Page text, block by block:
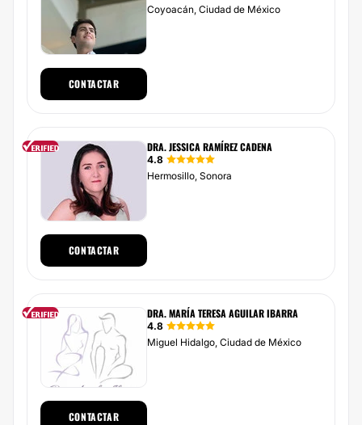
Coyoacán, Ciudad de México
CONTACTAR
DRA. JESSICA RAMÍREZ CADENA
4.8
Hermosillo, Sonora
CONTACTAR
DRA. MARÍA TERESA AGUILAR IBARRA
4.8
Miguel Hidalgo, Ciudad de México
CONTACTAR